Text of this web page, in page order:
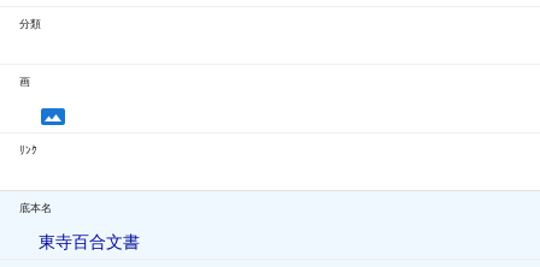
分類
画
ﾘﾝｸ
底本名
東寺百合文書